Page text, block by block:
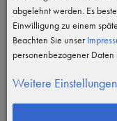
abgelehnt werden. Es
Einwilligung zu einem
Beachten Sie unser
personenbezogener Daten
Weitere Einstellungen